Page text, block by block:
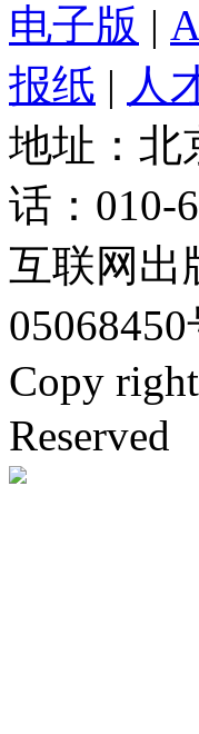
电子版 |
报纸 | 人
地址：北
话：010-
互联网出
Copy